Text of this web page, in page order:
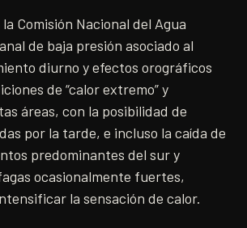
Comisión Nacional del Agua
de baja presión asociado al
diurno y efectos orográficos
de “calor extremo” y
áreas, con la posibilidad de
por la tarde, e incluso la caída de
predominantes del sur y
ocasionalmente fuertes,
la sensación de calor.